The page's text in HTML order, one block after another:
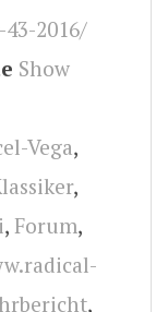
2016/
Show
Vega,
,
, Forum,
,